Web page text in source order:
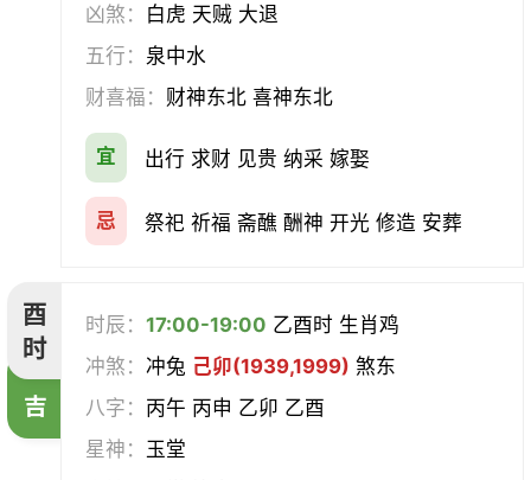
凶煞： 白虎 天贼 大退
五行： 泉中水
财喜福： 财神东北 喜神东北
宜 出行 求财 见贵 纳采 嫁娶
忌 祭祀 祈福 斋醮 酬神 开光 修造 安葬
酉
时
吉
时辰：17:00-19:00 乙酉时 生肖鸡
冲煞：冲兔 己卯(1939,1999) 煞东
八字： 丙午 丙申 乙卯 乙酉
星神： 玉堂